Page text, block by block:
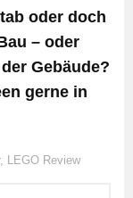
oder doch
– oder
Gebäude?
gerne in
, LEGO Review